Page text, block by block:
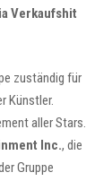
Verkaufshit
zuständig für
Künstler.
aller Stars.
Inc., die
Gruppe